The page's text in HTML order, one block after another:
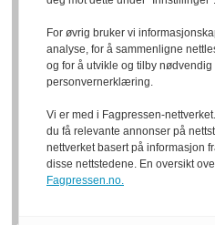
For øvrig bruker vi
analyse, for å sammenligne
og for å utvikle og tilby
personvernerklæring.
Vi er med i Fagpressen-
du få relevante annonser på
nettverket basert på informasjon
disse nettstedene. En oversikt
Fagpressen.no.